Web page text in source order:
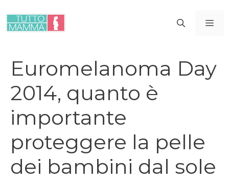
contenuto
Euromelanoma Day
2014, quanto è
importante
proteggere la pelle
dei bambini dal sole